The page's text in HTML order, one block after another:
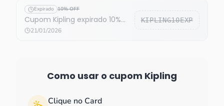
Expirado 10% OFF
Cupom Kipling expirado 10%
OFF21/01/2026
KIPLING10EXP
Como usar o cupom Kipling
Clique no Card